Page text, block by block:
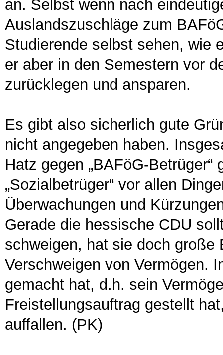
an. Selbst wenn nach
Auslandszuschläge zum
Studierende selbst sehen, wie
er aber in den Semestern vor
zurücklegen und ansparen.
Es gibt also sicherlich gute
nicht angegeben haben.
Hatz gegen „BAFöG-
„Sozialbetrüger“ vor allen
Überwachungen und
Gerade die hessische CDU
schweigen, hat sie doch große
Verschweigen von Vermögen.
gemacht hat, d.h. sein
Freistellungsauftrag gestellt
auffallen. (PK)